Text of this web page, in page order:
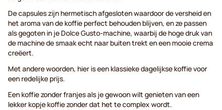
De capsules zijn hermetisch afgesloten waardoor de versheid en
het aroma van de koffie perfect behouden blijven, en ze passen
als gegoten in je Dolce Gusto-machine, waarbij de hoge druk van
de machine de smaak echt naar buiten trekt en een mooie crema
creëert.
Met andere woorden, hier is een klassieke dagelijkse koffie voor
een redelijke prijs.
Een koffie zonder franjes als je gewoon wilt genieten van een
lekker kopje koffie zonder dat het te complex wordt.